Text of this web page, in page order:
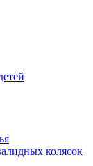
колясок